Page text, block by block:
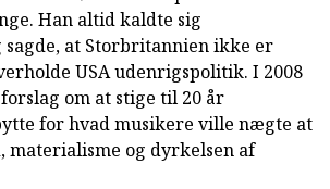
Han altid kaldte sig
sagde, at Storbritannien ikke er
USA udenrigspolitik. I 2008
om at stige til 20 år
for hvad musikere ville nægte at
materialisme og dyrkelsen af